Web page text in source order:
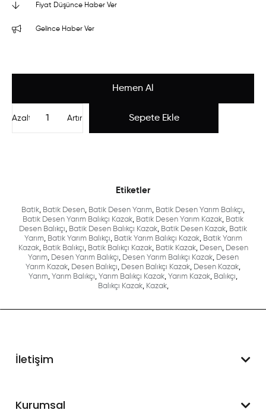
Fiyat Düşünce Haber Ver
Gelince Haber Ver
Artır
Azalt
Etiketler
Batik, Batik Desen, Batik Desen Yarım, Batik Desen Yarım Balıkçı,
Batik Desen Yarım Balıkçı Kazak, Batik Desen Yarım Kazak, Batik
Desen Balıkçı, Batik Desen Balıkçı Kazak, Batik Desen Kazak, Batik
Yarım, Batik Yarım Balıkçı, Batik Yarım Balıkçı Kazak, Batik Yarım
Kazak, Batik Balıkçı, Batik Balıkçı Kazak, Batik Kazak, Desen, Desen
Yarım, Desen Yarım Balıkçı, Desen Yarım Balıkçı Kazak, Desen
Yarım Kazak, Desen Balıkçı, Desen Balıkçı Kazak, Desen Kazak,
Yarım, Yarım Balıkçı, Yarım Balıkçı Kazak, Yarım Kazak, Balıkçı,
Balıkçı Kazak, Kazak,
İletişim
WhatsApp Destek
Kurumsal